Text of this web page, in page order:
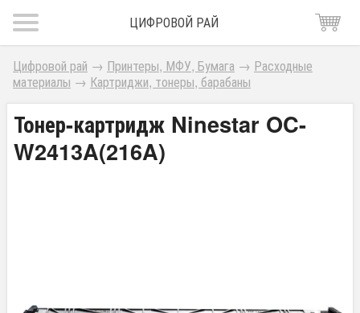
ЦИФРОВОЙ РАЙ
Цифровой рай → Принтеры, МФУ, Бумага → Расходные
материалы → Картриджи, тонеры, барабаны
Тонер-картридж Ninestar OC-
W2413A(216A)